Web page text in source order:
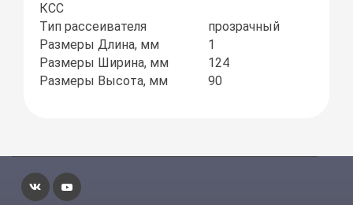
КСС
Тип рассеивателя
прозрачный
Размеры Длина, мм
1
Размеры Ширина, мм
124
Размеры Высота, мм
90